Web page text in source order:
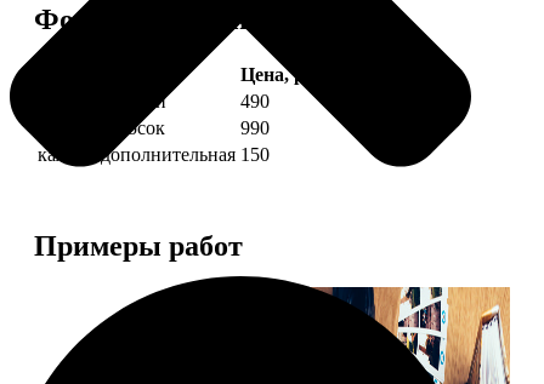
Форматы и цены
Цена, руб.
4 фото полоски
490
8 фото полосок
990
каждая дополнительная 150
Примеры работ